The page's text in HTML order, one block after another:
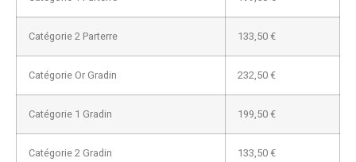
Catégorie 2 Parterre 133,50 €
Catégorie Or Gradin 232,50 €
Catégorie 1 Gradin 199,50 €
Catégorie 2 Gradin 133,50 €